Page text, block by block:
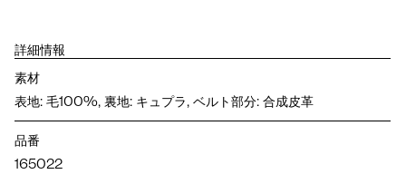
詳細情報
素材
表地: 毛100%, 裏地: キュプラ, ベルト部分: 合成皮革
品番
165022